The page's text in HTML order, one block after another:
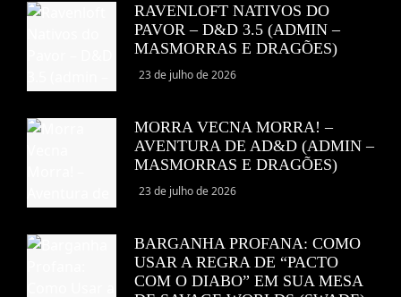
RAVENLOFT NATIVOS DO
PAVOR – D&D 3.5 (ADMIN –
MASMORRAS E DRAGÕES)
23 de julho de 2026
MORRA VECNA MORRA! –
AVENTURA DE AD&D (ADMIN –
MASMORRAS E DRAGÕES)
23 de julho de 2026
BARGANHA PROFANA: COMO
USAR A REGRA DE “PACTO
COM O DIABO” EM SUA MESA